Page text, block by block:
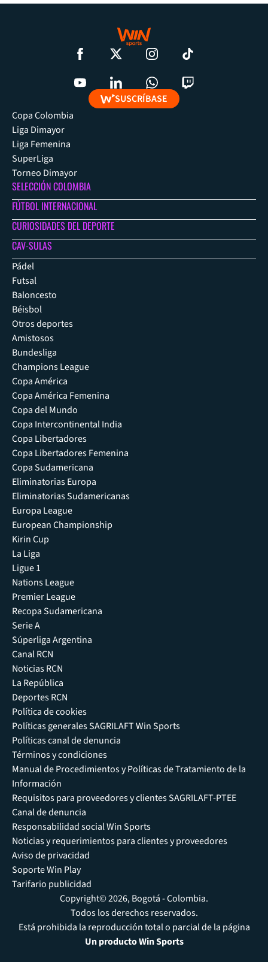
SUSCRÍBASE
Copa Colombia
Liga Dimayor
Liga Femenina
SuperLiga
Torneo Dimayor
SELECCIÓN COLOMBIA
FÚTBOL INTERNACIONAL
CURIOSIDADES DEL DEPORTE
CAV-SULAS
Pádel
Futsal
Baloncesto
Béisbol
Otros deportes
Amistosos
Bundesliga
Champions League
Copa América
Copa América Femenina
Copa del Mundo
Copa Intercontinental India
Copa Libertadores
Copa Libertadores Femenina
Copa Sudamericana
Eliminatorias Europa
Eliminatorias Sudamericanas
Europa League
European Championship
Kirin Cup
La Liga
Ligue 1
Nations League
Premier League
Recopa Sudamericana
Serie A
Súperliga Argentina
Canal RCN
Noticias RCN
La República
Deportes RCN
Política de cookies
Políticas generales SAGRILAFT Win Sports
Políticas canal de denuncia
Términos y condiciones
Manual de Procedimientos y Políticas de Tratamiento de la
Información
Requisitos para proveedores y clientes SAGRILAFT-PTEE
Canal de denuncia
Responsabilidad social Win Sports
Noticias y requerimientos para clientes y proveedores
Aviso de privacidad
Soporte Win Play
Tarifario publicidad
Copyright© 2026, Bogotá - Colombia.
Todos los derechos reservados.
Está prohibida la reproducción total o parcial de la página
Un producto Win Sports